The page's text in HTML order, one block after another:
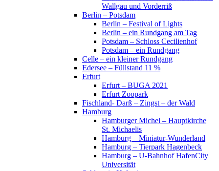
Wallgau und Vorderriß
Berlin – Potsdam
Berlin – Festival of Lights
Berlin – ein Rundgang am Tag
Potsdam – Schloss Cecilienhof
Potsdam – ein Rundgang
Celle – ein kleiner Rundgang
Edersee – Füllstand 11 %
Erfurt
Erfurt – BUGA 2021
Erfurt Zoopark
Fischland- Darß – Zingst – der Wald
Hamburg
Hamburger Michel – Hauptkirche
St. Michaelis
Hamburg – Miniatur-Wunderland
Hamburg – Tierpark Hagenbeck
Hamburg – U-Bahnhof HafenCity
Universität